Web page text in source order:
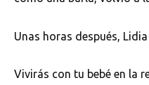
Unas horas después,
Vivirás con tu bebé en la